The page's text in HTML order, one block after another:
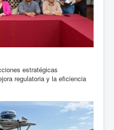
estratégicas
regulatoria y la eficiencia